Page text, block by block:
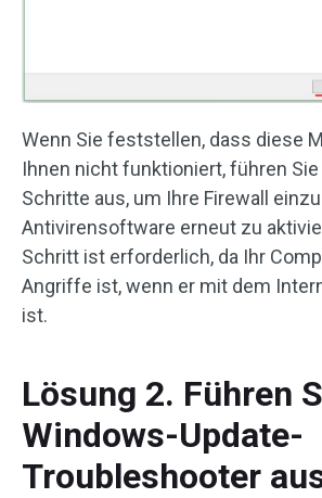
Wenn Sie feststellen, dass diese
Ihnen nicht funktioniert, führen
Schritte aus, um Ihre Firewall
Antivirensoftware erneut zu
Schritt ist erforderlich, da Ihr
Angriffe ist, wenn er mit dem
ist.
Lösung 2. Führen
Windows-Update-
Troubleshooter